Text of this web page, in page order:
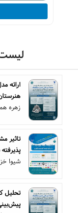
ارائه
زهره
تاثیر
شیوا
تحلیل